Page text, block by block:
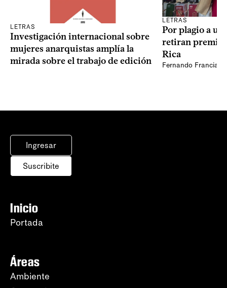
LETRAS
Investigación internacional sobre
mujeres anarquistas amplía la
mirada sobre el trabajo de edición
LETRAS
Por plagio a
retiran premio
Rica
Fernando Francia,
Ingresar
Suscribite
Inicio
Portada
Áreas
Ambiente